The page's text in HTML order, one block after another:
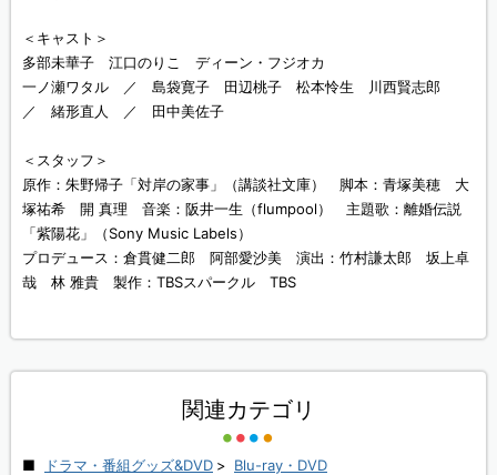
＜キャスト＞
多部未華子 江口のりこ ディーン・フジオカ
一ノ瀬ワタル ／ 島袋寛子 田辺桃子 松本怜生 川西賢志郎
／ 緒形直人 ／ 田中美佐子
＜スタッフ＞
原作：朱野帰子「対岸の家事」（講談社文庫） 脚本：青塚美穂 大
塚祐希 開 真理 音楽：阪井一生（flumpool） 主題歌：離婚伝説
「紫陽花」（Sony Music Labels）
プロデュース：倉貫健二郎 阿部愛沙美 演出：竹村謙太郎 坂上卓
哉 林 雅貴 製作：TBSスパークル TBS
関連カテゴリ
ドラマ・番組グッズ&DVD > Blu-ray・DVD